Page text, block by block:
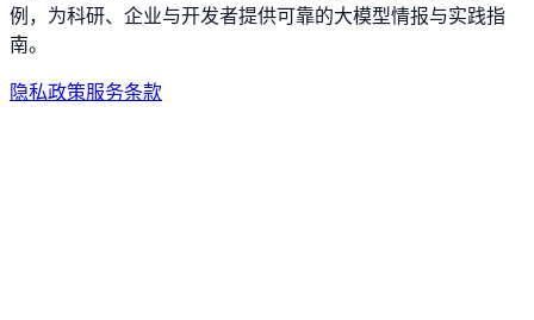
例，为科研、企业与开发者提供可靠的大模型情报与实践指
南。
隐私政策服务条款